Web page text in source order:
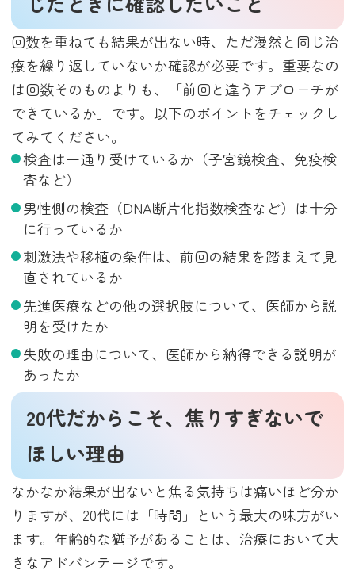
回数を重ねても結果が出ない時、ただ漫然と同じ治
療を繰り返していないか確認が必要です。重要なの
は回数そのものよりも、「前回と違うアプローチが
できているか」です。以下のポイントをチェックし
てみてください。
検査は一通り受けているか（子宮鏡検査、免疫検
査など）
男性側の検査（DNA断片化指数検査など）は十分
に行っているか
刺激法や移植の条件は、前回の結果を踏まえて見
直されているか
先進医療などの他の選択肢について、医師から説
明を受けたか
失敗の理由について、医師から納得できる説明が
あったか
20代だからこそ、焦りすぎないで
ほしい理由
なかなか結果が出ないと焦る気持ちは痛いほど分か
りますが、20代には「時間」という最大の味方がい
ます。年齢的な猶予があることは、治療において大
きなアドバンテージです。